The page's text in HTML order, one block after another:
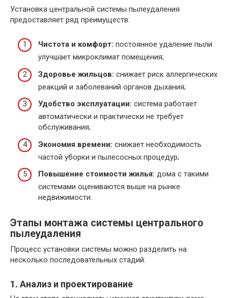
Установка центральной системы пылеудаления
предоставляет ряд преимуществ:
Чистота и комфорт: постоянное удаление пыли
улучшает микроклимат помещения;
Здоровье жильцов: снижает риск аллергических
реакций и заболеваний органов дыхания;
Удобство эксплуатации: система работает
автоматически и практически не требует
обслуживания;
Экономия времени: снижает необходимость
частой уборки и пылесосных процедур;
Повышение стоимости жилья: дома с такими
системами оцениваются выше на рынке
недвижимости.
Этапы монтажа системы центрального
пылеудаления
Процесс установки системы можно разделить на
несколько последовательных стадий:
1. Анализ и проектирование